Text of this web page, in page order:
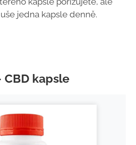
jedna kapsle denně.
CBD kapsle